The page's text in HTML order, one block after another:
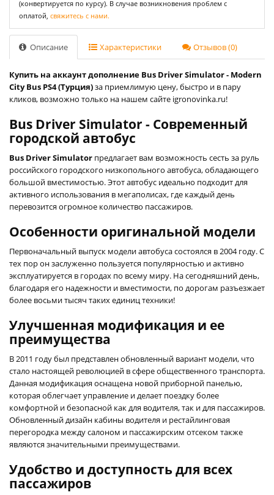
(конвертируется по курсу). В случае возникновения проблем с
оплатой, свяжитесь с нами.
Описание Характеристики Отзывов (0)
Купить на аккаунт дополнение Bus Driver Simulator - Modern
City Bus PS4 (Турция)за приемлимую цену, быстро и в пару
кликов, возможно только на нашем сайте igronovinka.ru!
Bus Driver Simulator - Современный
городской автобус
Bus Driver Simulator предлагает вам возможность сесть за руль
российского городского низкопольного автобуса, обладающего
большой вместимостью. Этот автобус идеально подходит для
активного использования в мегаполисах, где каждый день
перевозится огромное количество пассажиров.
Особенности оригинальной модели
Первоначальный выпуск модели автобуса состоялся в 2004 году. С
тех пор он заслуженно пользуется популярностью и активно
эксплуатируется в городах по всему миру. На сегодняшний день,
благодаря его надежности и вместимости, по дорогам разъезжает
более восьми тысяч таких единиц техники!
Улучшенная модификация и ее
преимущества
В 2011 году был представлен обновленный вариант модели, что
стало настоящей революцией в сфере общественного транспорта.
Данная модификация оснащена новой приборной панелью,
которая облегчает управление и делает поездку более
комфортной и безопасной как для водителя, так и для пассажиров.
Обновленный дизайн кабины водителя и рестайлинговая
перегородка между салоном и пассажирским отсеком также
являются значительными преимуществами.
Удобство и доступность для всех
пассажиров